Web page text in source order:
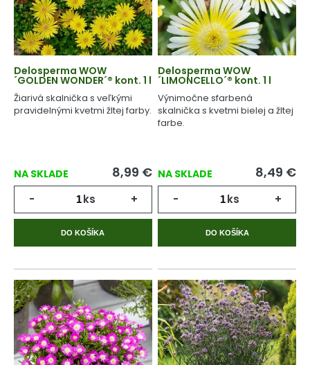
Delosperma WOW
´GOLDEN WONDER´® kont. 1 l
Žiarivá skalnička s veľkými
pravidelnými kvetmi žltej farby.
NA SKLADE 8,99 €
- ks +
DO KOŠÍKA
Delosperma WOW
´LIMONCELLO´® kont. 1 l
Výnimočne sfarbená
skalnička s kvetmi bielej a žltej
farbe.
NA SKLADE 8,49 €
- ks +
DO KOŠÍKA